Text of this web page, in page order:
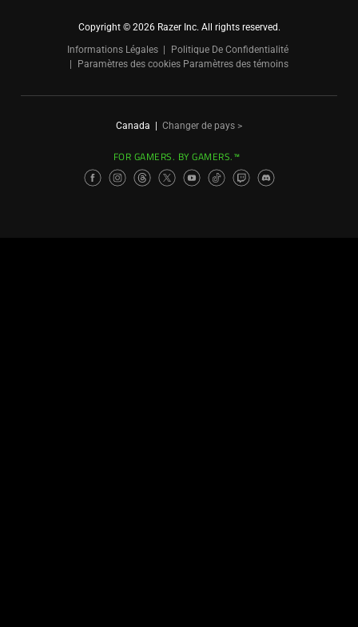
Copyright © 2026 Razer Inc. All rights reserved.
Informations Légales
Politique De Confidentialité
Paramètres des cookies Paramètres des témoins
Canada Changer de pays >
FOR GAMERS. BY GAMERS.™